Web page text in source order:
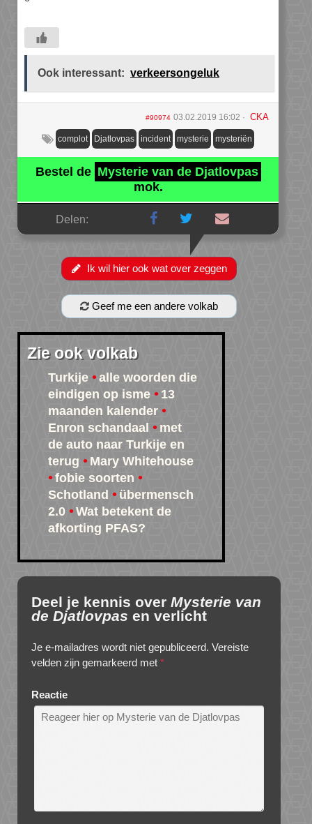
Ook interessant: verkeersongeluk
#90974 03.02.2019 16:02 CKA
complot Djatlovpas incident mysterie mysteriën
Bestel de Mysterie van de Djatlovpas
mok.
Delen:
Ik wil hier ook wat over zeggen
Geef me een andere volkab
Zie ook volkab
Turkije
alle woorden die
eindigen op isme
13
maanden kalender
Enron schandaal
met
de auto naar Turkije en
terug
Mary Whitehouse
fobie soorten
Schotland
übermensch
2.0
Wat betekent de
afkorting PFAS?
Deel je kennis over Mysterie van
de Djatlovpas en verlicht
Je e-mailadres wordt niet gepubliceerd. Vereiste
velden zijn gemarkeerd met *
Reactie